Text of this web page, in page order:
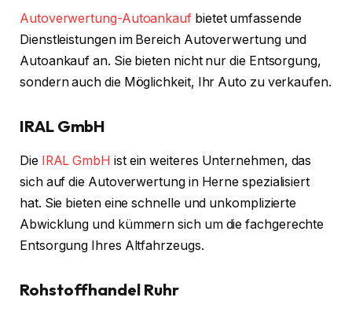
Autoverwertung-Autoankauf bietet umfassende
Dienstleistungen im Bereich Autoverwertung und
Autoankauf an. Sie bieten nicht nur die Entsorgung,
sondern auch die Möglichkeit, Ihr Auto zu verkaufen.
IRAL GmbH
Die IRAL GmbH ist ein weiteres Unternehmen, das
sich auf die Autoverwertung in Herne spezialisiert
hat. Sie bieten eine schnelle und unkomplizierte
Abwicklung und kümmern sich um die fachgerechte
Entsorgung Ihres Altfahrzeugs.
Rohstoffhandel Ruhr